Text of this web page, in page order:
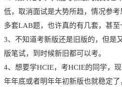
低，取消面试是大势所趋，情况参
多套LAB题，也许真的有几套，甚至
3、不知道考新版还是旧版的，但是
版笔试，到时候新旧都可以考。
4、想要学HCIE，考HCIE的同学，
年年底或者明年年初新版也就稳定